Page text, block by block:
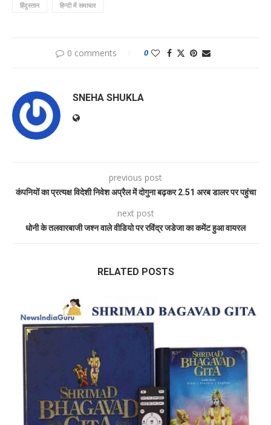
हिंदुस्तान हिन्दी में समाचार
0 comments 0
SNEHA SHUKLA
previous post
कंपनियों का प्रत्यक्ष विदेशी निवेश अप्रैल में दोगुना बढ़कर 2.51 अरब डालर पर पहुंचा
next post
धोनी के तलवारबाजी जश्न वाले वीडियो पर रविंद्र जडेजा का कमेंट हुआ वायरल
RELATED POSTS